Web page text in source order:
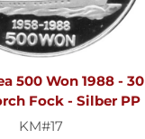
500 Won 1988 - 30
Fock - Silber PP
KM#17